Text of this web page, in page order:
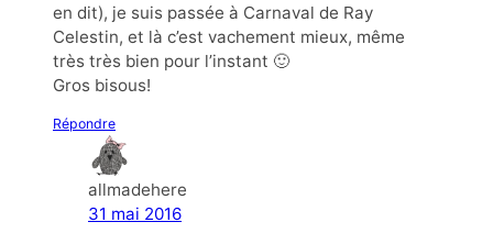
en dit), je suis passée à Carnaval de Ray
Celestin, et là c’est vachement mieux, même
très très bien pour l’instant 🙂
Gros bisous!
Répondre
allmadehere
31 mai 2016